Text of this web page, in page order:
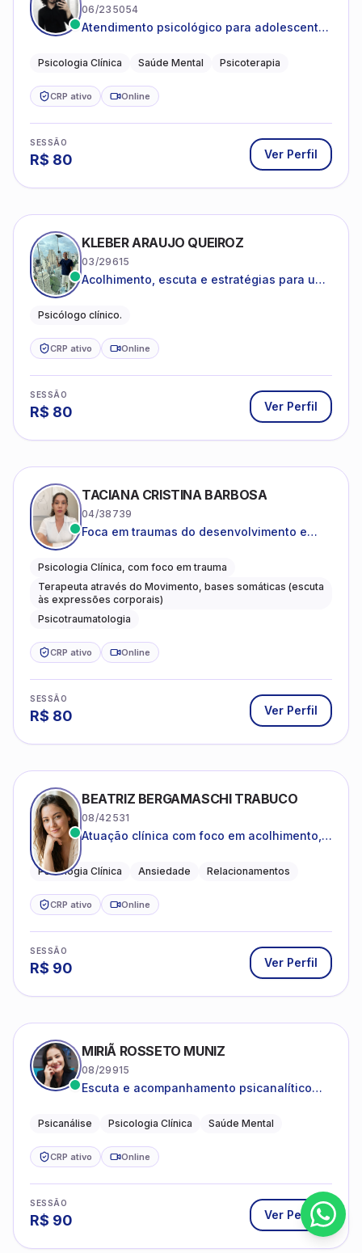
06/235054
Atendimento psicológico para adolescentes
depressão e autoestima.
Psicologia Clínica Saúde Mental Psicoterapia
CRP ativo Online
SESSÃO
R$ 80 Ver Perfil
KLEBER ARAUJO QUEIROZ
03/29615
Acolhimento, escuta e estratégias para uma
Psicólogo clínico.
CRP ativo Online
SESSÃO
R$ 80 Ver Perfil
TACIANA CRISTINA BARBOSA
04/38739
Foca em traumas do desenvolvimento e
Psicologia Clínica, com foco em trauma
Terapeuta através do Movimento, bases somáticas (escuta
às expressões corporais)
Psicotraumatologia
CRP ativo Online
SESSÃO
R$ 80 Ver Perfil
BEATRIZ BERGAMASCHI TRABUCO
08/42531
Atuação clínica com foco em acolhimento,
Psicologia Clínica Ansiedade Relacionamentos
CRP ativo Online
SESSÃO
R$ 90 Ver Perfil
MIRIÃ ROSSETO MUNIZ
08/29915
Escuta e acompanhamento psicanalítico
Psicanálise Psicologia Clínica Saúde Mental
CRP ativo Online
SESSÃO
R$ 90 Ver Perfil